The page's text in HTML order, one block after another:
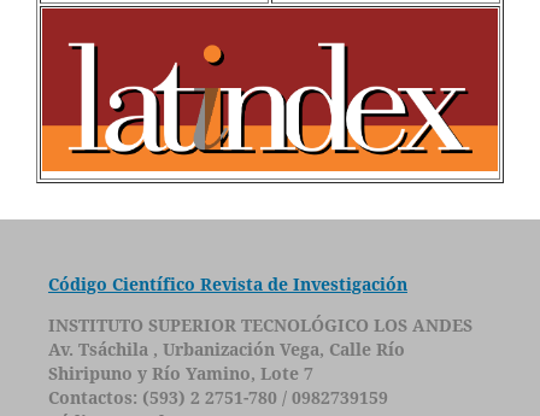
Código Científico Revista de Investigación
INSTITUTO SUPERIOR TECNOLÓGICO LOS ANDES
Av. Tsáchila , Urbanización Vega, Calle Río
Shiripuno y Río Yamino, Lote 7
Contactos: (593) 2 2751-780 / 0982739159